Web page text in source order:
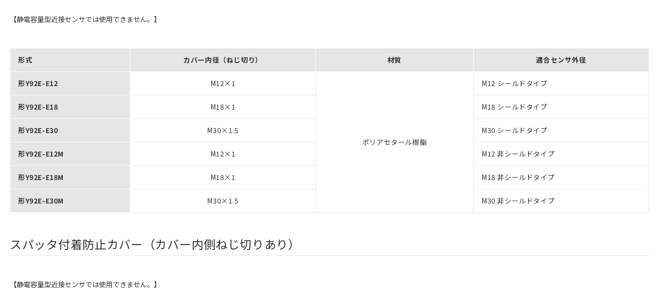
【静電容量型近接センサでは使用できません。】
形式 カバー内径（ねじ切り） 材質 適合センサ外径
形Y92E-E12 M12×1
ポリアセタール樹脂
M12 シールドタイプ
形Y92E-E18 M18×1 M18 シールドタイプ
形Y92E-E30 M30×1.5 M30 シールドタイプ
形Y92E-E12M M12×1 M12 非シールドタイプ
形Y92E-E18M M18×1 M18 非シールドタイプ
形Y92E-E30M M30×1.5 M30 非シールドタイプ
スパッタ付着防止カバー（カバー内側ねじ切りあり）
【静電容量型近接センサでは使用できません。】